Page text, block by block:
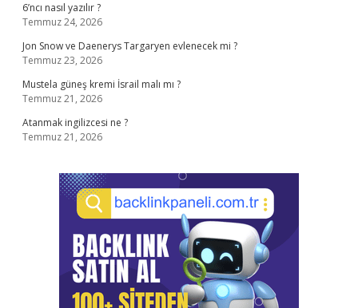
6’ncı nasıl yazılır ?
Temmuz 24, 2026
Jon Snow ve Daenerys Targaryen evlenecek mi ?
Temmuz 23, 2026
Mustela güneş kremi İsrail malı mı ?
Temmuz 21, 2026
Atanmak ingilizcesi ne ?
Temmuz 21, 2026